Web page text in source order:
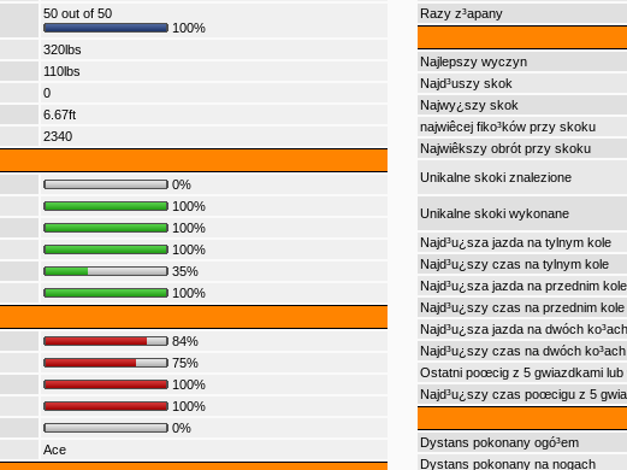
50 out of 50
100%
320lbs
110lbs
0
6.67ft
2340
0%
100%
100%
100%
35%
100%
84%
75%
100%
100%
0%
Ace
Razy z³apany
Najlepszy wyczyn
Najd³uszy skok
Najwy¿szy skok
najwiêcej fiko³ków przy skoku
Najwiêkszy obrót przy skoku
Unikalne skoki znalezione
Unikalne skoki wykonane
Najd³u¿sza jazda na tylnym kole
Najd³u¿szy czas na tylnym kole
Najd³u¿sza jazda na przednim kole
Najd³u¿szy czas na przednim kole
Najd³u¿sza jazda na dwóch ko³ach
Najd³u¿szy czas na dwóch ko³ach
Ostatni poœcig z 5 gwiazdkami lub
Najd³u¿szy czas poœcigu z 5
Dystans pokonany ogó³em
Dystans pokonany na nogach